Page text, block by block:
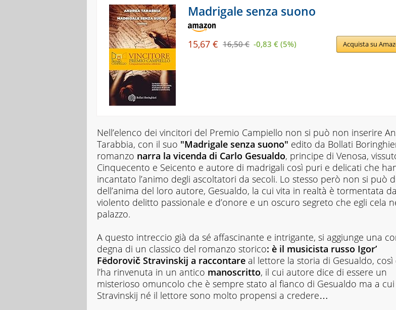
Madrigale senza suono
15,67 € 16,50 € -0,83 € (5%) Acquista su
Nell’elenco dei vincitori del Premio Campiello non si può non inserire
Tarabbia, con il suo "Madrigale senza suono" edito da Bollati
romanzo narra la vicenda di Carlo Gesualdo, principe di Venosa,
Cinquecento e Seicento e autore di madrigali così puri e delicati che
incantato l’animo degli ascoltatori da secoli. Lo stesso però non si può
dell’anima del loro autore, Gesualdo, la cui vita in realtà è tormentata
violento delitto passionale e d’onore e un oscuro segreto che egli cela
palazzo.
A questo intreccio già da sé affascinante e intrigante, si aggiunge una
degna di un classico del romanzo storico: è il musicista russo Igor’
Fëdorovič Stravinskij a raccontare al lettore la storia di Gesualdo, così
l’ha rinvenuta in un antico manoscritto, il cui autore dice di essere un
misterioso omuncolo che è sempre stato al fianco di Gesualdo ma a
Stravinskij né il lettore sono molto propensi a credere…